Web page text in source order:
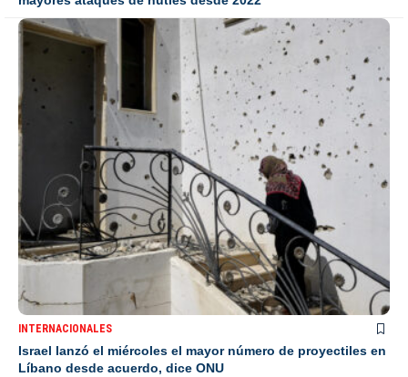
INTERNACIONALES
Israel lanzó el miércoles el mayor número de proyectiles en
Líbano desde acuerdo, dice ONU